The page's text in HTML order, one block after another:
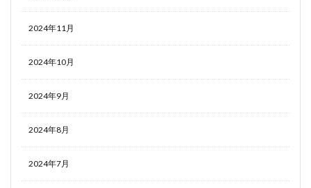
2024年11月
2024年10月
2024年9月
2024年8月
2024年7月